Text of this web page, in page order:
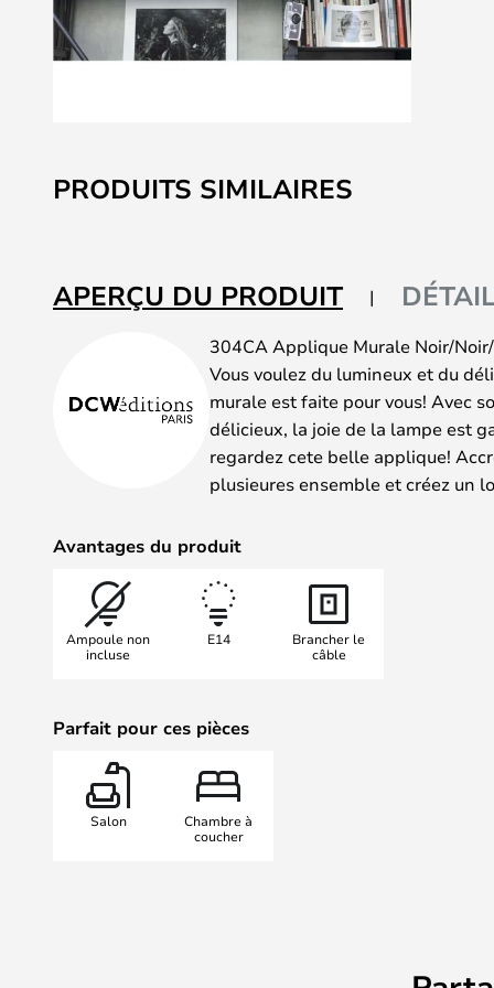
to
the
the
images
PRODUITS SIMILAIRES
APERÇU DU PRODUIT
304CA Applique Murale Noir/
Vous voulez du lumineux et du
murale est faite pour vous! Avec
délicieux, la joie de la lampe est
regardez cete belle applique!
plusieures ensemble et créez un
Avantages du produit
Ampoule non
incluse
E14
Brancher le
câble
Parfait pour ces pièces
Salon
Chambre à
coucher